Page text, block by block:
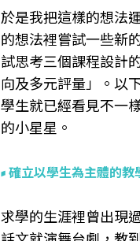
於是我把這樣的想法
的想法裡嘗試一些新
試思考三個課程設計
向及多元評量」。以
學生就已經看見不一
的小星星。
確立以學生為主體的教
求學的生涯裡曾出現